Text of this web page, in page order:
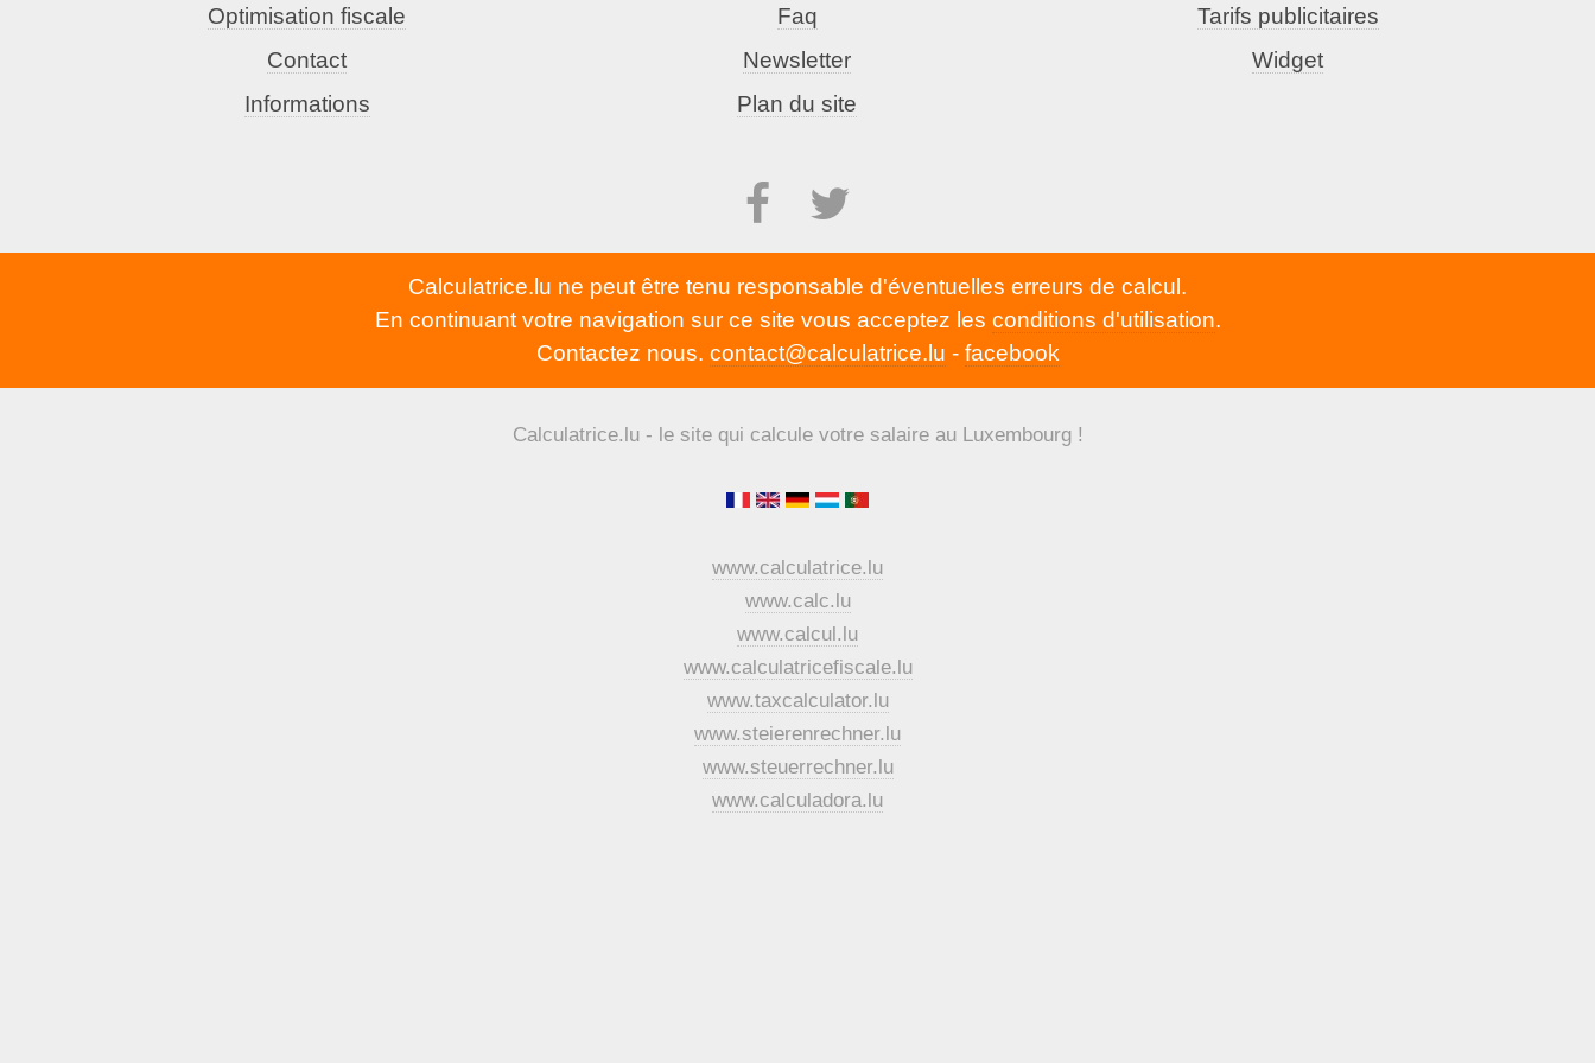
Optimisation fiscale
Contact
Informations
Faq
Newsletter
Plan du site
Tarifs publicitaires
Widget
Calculatrice.lu ne peut être tenu responsable d'éventuelles erreurs de calcul.
En continuant votre navigation sur ce site vous acceptez les conditions d'utilisation.
Contactez nous. contact@calculatrice.lu - facebook
Calculatrice.lu - le site qui calcule votre salaire au Luxembourg !
www.calculatrice.lu
www.calc.lu
www.calcul.lu
www.calculatricefiscale.lu
www.taxcalculator.lu
www.steierenrechner.lu
www.steuerrechner.lu
www.calculadora.lu